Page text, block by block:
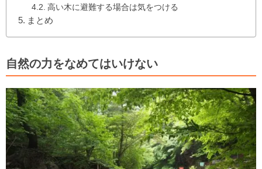
高い木に避難する場合は気をつける
まとめ
自然の力をなめてはいけない